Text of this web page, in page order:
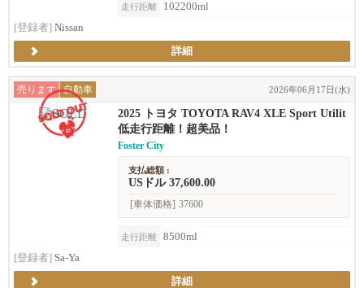
走行距離
102200ml
[登録者] Nissan
詳細
売ります 自動車 2026年06月17日(水)
2025 トヨタ TOYOTA RAV4 XLE Sport Utilit
y 4D
低走行距離！超美品！
Foster City
支払総額 :
USドル 37,600.00
[車体価格] 37600
走行距離
8500ml
[登録者] Sa-Ya
詳細